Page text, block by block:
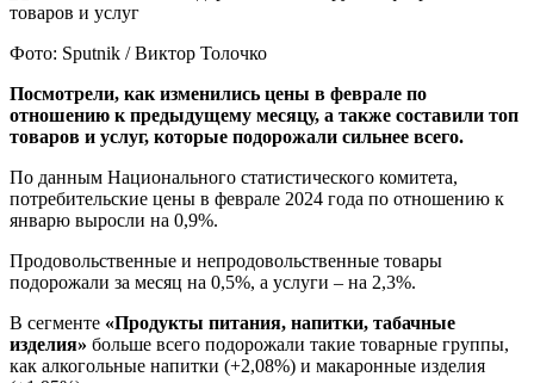
Фото: Sputnik / Виктор Толочко
Посмотрели, как изменились цены в феврале по
отношению к предыдущему месяцу, а также составили топ
товаров и услуг, которые подорожали сильнее всего.
По данным Национального статистического комитета,
потребительские цены в феврале 2024 года по отношению к
январю выросли на 0,9%.
Продовольственные и непродовольственные товары
подорожали за месяц на 0,5%, а услуги – на 2,3%.
В сегменте «Продукты питания, напитки, табачные
изделия» больше всего подорожали такие товарные группы,
как алкогольные напитки (+2,08%) и макаронные изделия